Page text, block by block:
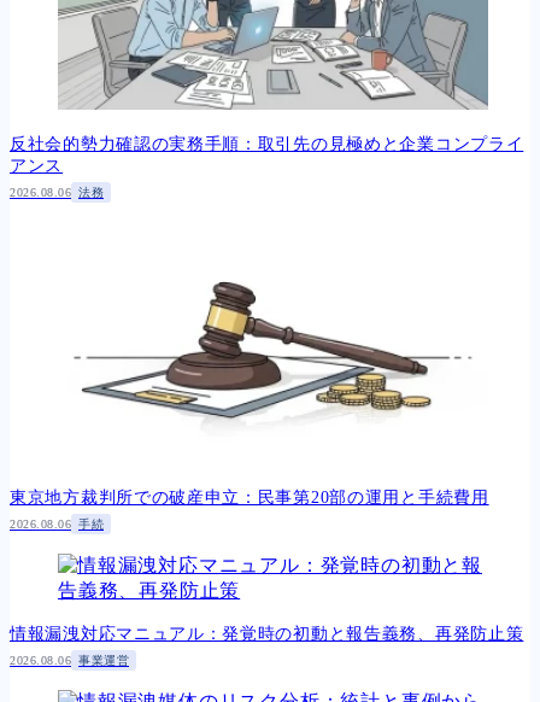
反社会的勢力確認の実務手順：取引先の見極めと企業コンプライ
アンス
2026.08.06 法務
東京地方裁判所での破産申立：民事第20部の運用と手続費用
2026.08.06 手続
情報漏洩対応マニュアル：発覚時の初動と報告義務、再発防止策
2026.08.06 事業運営